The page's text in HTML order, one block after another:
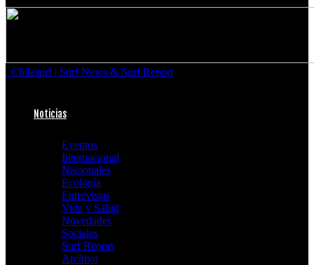
Chilesurf | Surf News & Surf Report
Noticias
Eventos
Internacional
Nacionales
Ecología
Entrevistas
Vida y Salud
Novedades
Sociales
Surf Report
Archivo